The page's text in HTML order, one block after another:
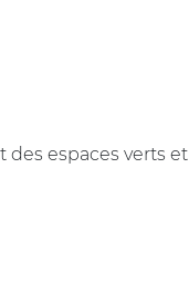
des espaces verts et